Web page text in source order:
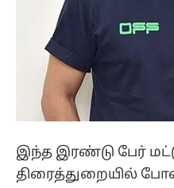
இந்த இரண்டு பேர்
திரைத்துறையில்